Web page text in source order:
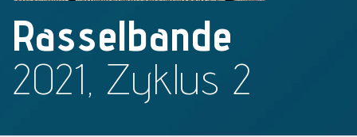
Rasselbande
2021, Zyklus 2